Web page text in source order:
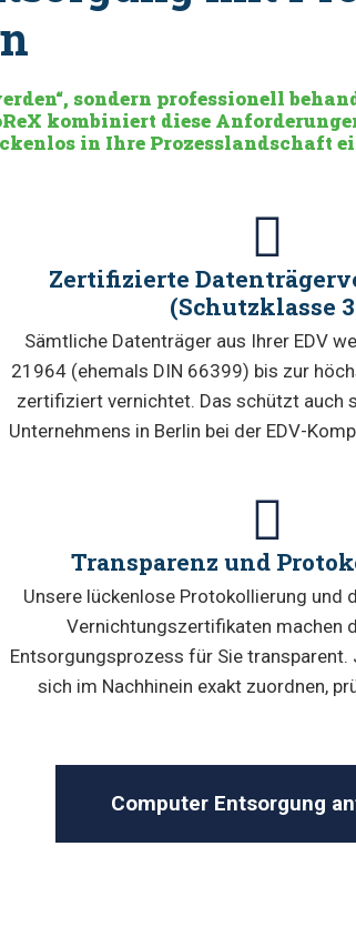
sondern professionell
kombiniert diese
in Ihre Prozesslandschaft
Zertifizierte
(Schutzklasse
Sämtliche Datenträger aus Ihrer EDV
21964 (ehemals DIN 66399) bis zur
zertifiziert vernichtet. Das schützt auch
Unternehmens in Berlin bei der EDV-
Transparenz und
Unsere lückenlose Protokollierung und
Vernichtungszertifikaten machen
Entsorgungsprozess für Sie
sich im Nachhinein exakt zuordnen,
Computer Entsorgung